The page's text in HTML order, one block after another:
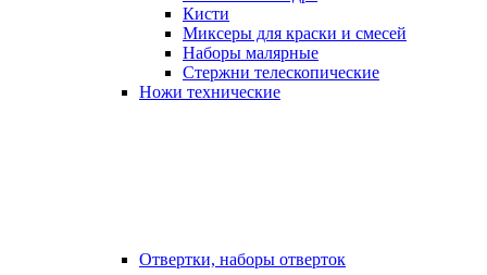
Кисти
Миксеры для краски и смесей
Наборы малярные
Стержни телескопические
Ножи технические
Отвертки, наборы отверток